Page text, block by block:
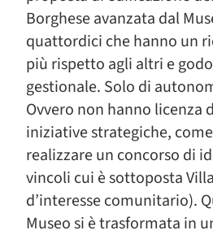
Borghese avanzata dal
quattordici che hanno un
più rispetto agli altri e
gestionale. Solo di
Ovvero non hanno licenza
iniziative strategiche,
realizzare un concorso di
vincoli cui è sottoposta
d’interesse comunitario).
Museo si è trasformata in